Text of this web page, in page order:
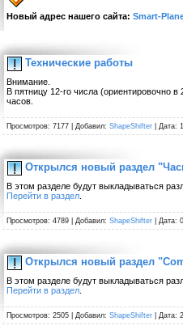
Новый адрес нашего сайта: Smart-
Технические работы
Внимание.
В пятницу 12-го числа (ориентировочно
часов.
Просмотров: 7177 | Добавил: ShapeShifter | Дата:
Открылся новый раздел
В этом разделе будут выкладываться
Перейти в раздел
Просмотров: 4789 | Добавил: ShapeShifter | Дата:
Открылся новый раздел
В этом разделе будут выкладываться
Перейти в раздел
Просмотров: 2505 | Добавил: ShapeShifter | Дата: